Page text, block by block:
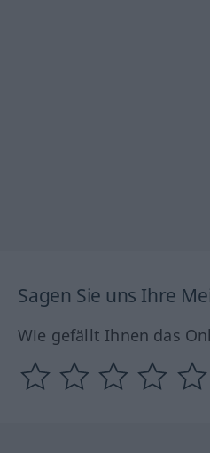
Sagen Sie uns Ihre
Wie gefällt Ihnen das